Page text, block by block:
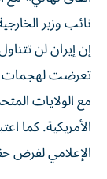
نائب وزير
إن إيران لن
تعرضت لهجمات
مع الولايات
الأمريكية.‬ كما
الإعلامي لفرض